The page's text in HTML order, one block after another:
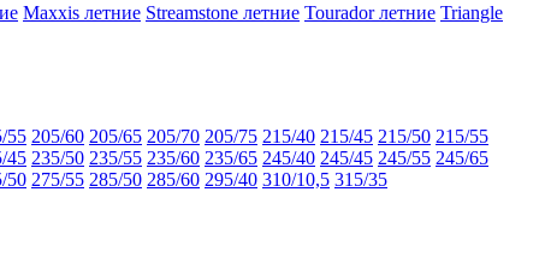
Maxxis летние Streamstone летние Tourador летние Triangle
55 205/60 205/65 205/70 205/75 215/40 215/45 215/50 215/55
45 235/50 235/55 235/60 235/65 245/40 245/45 245/55 245/65
50 275/55 285/50 285/60 295/40 310/10,5 315/35